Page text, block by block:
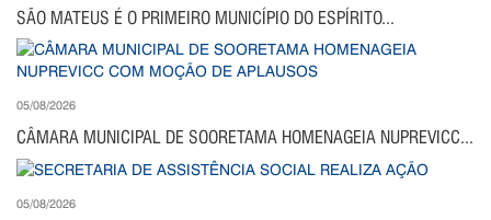
SÃO MATEUS É O PRIMEIRO MUNICÍPIO DO ESPÍRITO...
05/08/2026
CÂMARA MUNICIPAL DE SOORETAMA HOMENAGEIA NUPREVICC...
05/08/2026